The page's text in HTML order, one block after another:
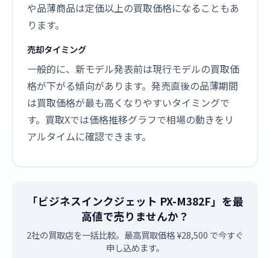
や品薄商品は定価以上の買取価格になることもあ
ります。
売却タイミング
一般的に、新モデル発表前は現行モデルの買取価
格が下がる傾向があります。発売直後の品薄期間
は買取価格が最も高くなりやすいタイミングで
す。買取Xでは価格推移グラフで相場の動きをリ
アルタイムに確認できます。
「ビジネスインクジェット PX-M382F」を最
高値で売りませんか？
2社の買取店を一括比較。最高買取価格 ¥28,500 で今すぐ
申し込めます。